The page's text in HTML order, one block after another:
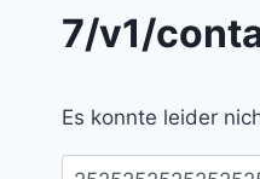
7/v1/
Es konnte leider
Suchen